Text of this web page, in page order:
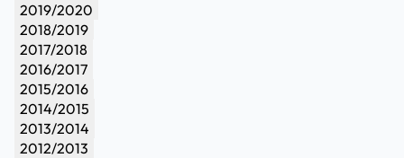
2019/2020
2018/2019
2017/2018
2016/2017
2015/2016
2014/2015
2013/2014
2012/2013